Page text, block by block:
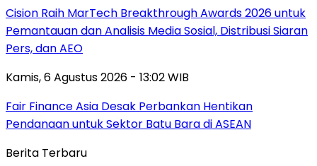
Cision Raih MarTech Breakthrough Awards 2026 untuk
Pemantauan dan Analisis Media Sosial, Distribusi Siaran
Pers, dan AEO
Kamis, 6 Agustus 2026 - 13:02 WIB
Fair Finance Asia Desak Perbankan Hentikan
Pendanaan untuk Sektor Batu Bara di ASEAN
Berita Terbaru